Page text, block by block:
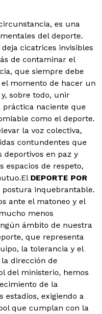
es una
del deporte.
cicatrices invisibles
de contaminar el
que siempre debe
el momento de hacer un
sobre todo, unir
naciente que
como el deporte.
la voz colectiva,
contundentes que
deportivos en paz y
espacios de respeto,
DEPORTE POR
inquebrantable.
ante el matoneo y el
menos
ámbito de nuestra
que representa
la tolerancia y el
dirección de
del ministerio, hemos
de la
estadios, exigiendo a
que cumplan con la